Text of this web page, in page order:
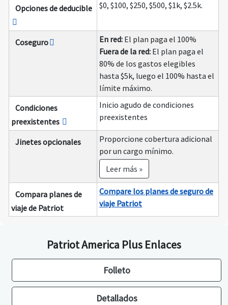
Opciones de deducible $0, $100, $250, $500, $1k, $2.5k.
Coseguro En red: El plan paga el 100%
Fuera de la red: El plan paga el
80% de los gastos elegibles
hasta $5k, luego el 100% hasta el
límite máximo.
Condiciones
preexistentes
Inicio agudo de condiciones
preexistentes
Jinetes opcionales
Proporcione cobertura adicional
por un cargo mínimo.
Leer más »
Compara planes de
viaje de Patriot
Compare los planes de seguro de
viaje Patriot
Patriot America Plus Enlaces
Folleto
Detallados